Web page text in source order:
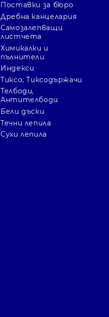
Поставки за бюро
Дребна канцелария
Самозалепващи
листчета
Химикалки и
пълнители
Индекси
Тиксо, Тиксодържачи
Телбоди,
Антителбоди
Бели дъски
Течни лепила
Сухи лепила